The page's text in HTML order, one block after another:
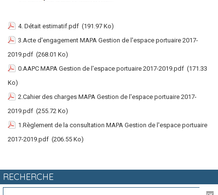
4. Détait estimatif.pdf (191.97 Ko)
3.Acte d'engagement MAPA Gestion de l'espace portuaire 2017-
2019.pdf (268.01 Ko)
0.AAPC MAPA Gestion de l'espace portuaire 2017-2019.pdf (171.33
Ko)
2.Cahier des charges MAPA Gestion de l'espace portuaire 2017-
2019.pdf (255.72 Ko)
1.Règlement de la consultation MAPA Gestion de l'espace portuaire
2017-2019.pdf (206.55 Ko)
RECHERCHE